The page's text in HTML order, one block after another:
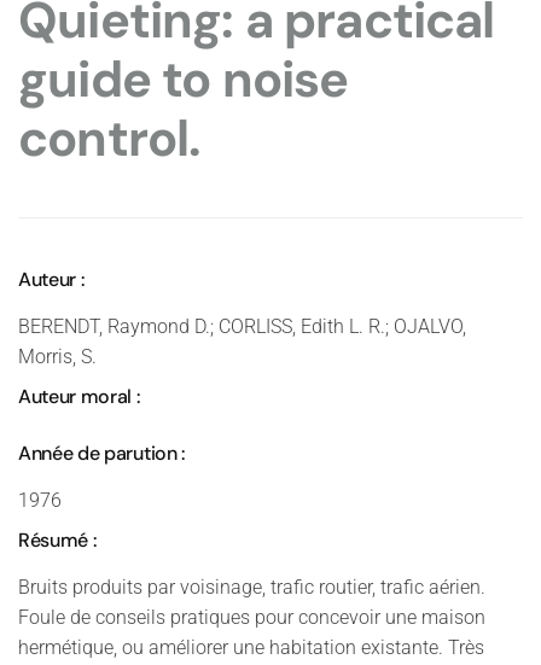
Quieting: a practical
guide to noise
control.
Auteur :
BERENDT, Raymond D.; CORLISS, Edith L. R.; OJALVO,
Morris, S.
Auteur moral :
Année de parution :
1976
Résumé :
Bruits produits par voisinage, trafic routier, trafic aérien.
Foule de conseils pratiques pour concevoir une maison
hermétique, ou améliorer une habitation existante. Très